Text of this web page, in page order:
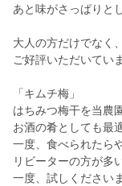
あと味がさっぱりと
大人の方だけでなく
ご好評いただいてい
「キムチ梅」
はちみつ梅干を当農
お酒の肴としても最
一度、食べられたら
リビーターの方が多
一度、試しください